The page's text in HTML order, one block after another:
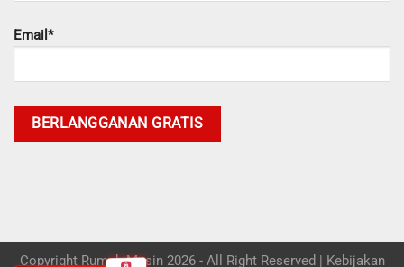
Email*
Copyright Rumah Mesin 2026 - All Right Reserved | Kebijakan